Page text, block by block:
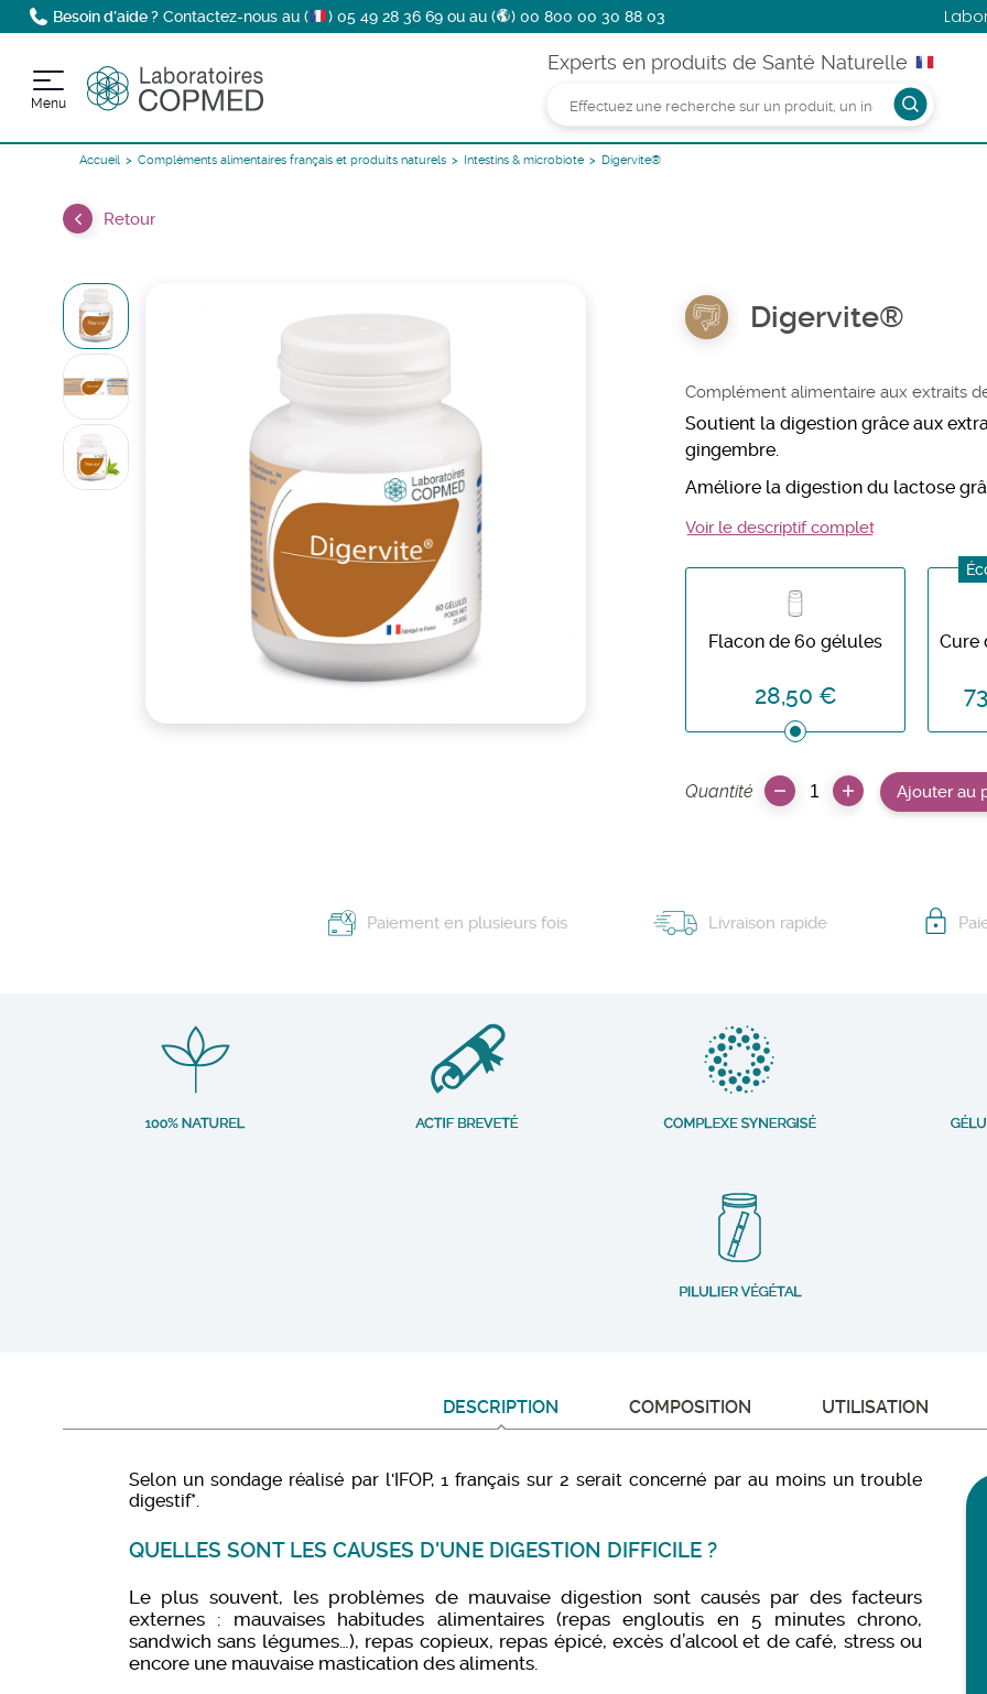
Besoin d’aide ? Contactez-nous au ( ) 05 49 28 36 69 ou au ( ) 00 800 00 30 88 03
Menu
Experts en produits de Santé Naturelle
Accueil Compléments alimentaires français et produits naturels Intestins & microbiote Digervite®
Retour
Digervite®
Complément alimentaire aux extraits
Soutient la digestion grâce aux
gingembre.
Améliore la digestion du lactose
Voir le descriptif complet
Flacon de 60 gélules
28,50 €
Cure
Quantité Ajouter au
Paiement en plusieurs fois Livraison rapide
DESCRIPTION COMPOSITION UTILISATION
Selon un sondage réalisé par l'IFOP, 1 français sur 2 serait concerné par au moins un trouble
digestif*.
QUELLES SONT LES CAUSES D'UNE DIGESTION DIFFICILE ?
Le plus souvent, les problèmes de mauvaise digestion sont causés par des facteurs
externes : mauvaises habitudes alimentaires (repas engloutis en 5 minutes chrono,
sandwich sans légumes…), repas copieux, repas épicé, excès d’alcool et de café, stress ou
encore une mauvaise mastication des aliments.